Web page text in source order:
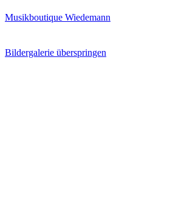
Musikboutique Wiedemann
Bildergalerie überspringen